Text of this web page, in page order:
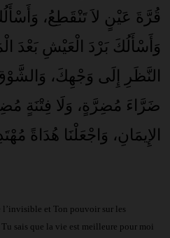
قُرَّةَ عَيْنٍ لاَ تَنْقَطِعُ،
وَأَسْأَلُكَ بَرْدَ الْعَيْشِ بَعْدَ
النَّظَرِ إِلَى وَجْهِكَ،
ضَرَّاءَ مُضِرَّةٍ، وَلَا فِتْنَةٍ
الإِيمَانِ، وَاجْعَلْنَا هُدَاةً
l’invisible et Ton pouvoir sur les
sais que la vie est meilleure pour moi